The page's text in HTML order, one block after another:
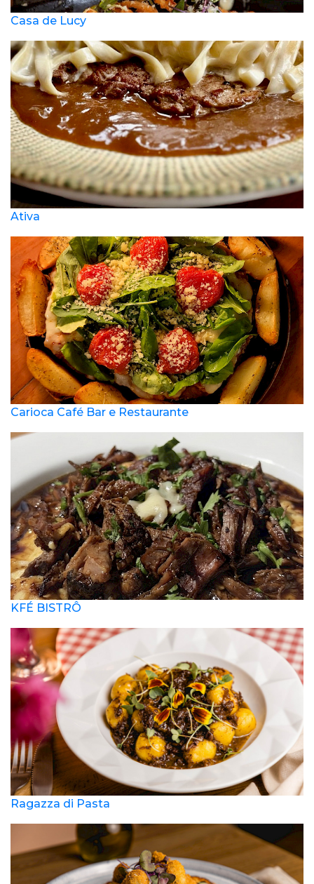
Casa de Lucy
Ativa
Carioca Café Bar e Restaurante
KFÉ BISTRÔ
Ragazza di Pasta